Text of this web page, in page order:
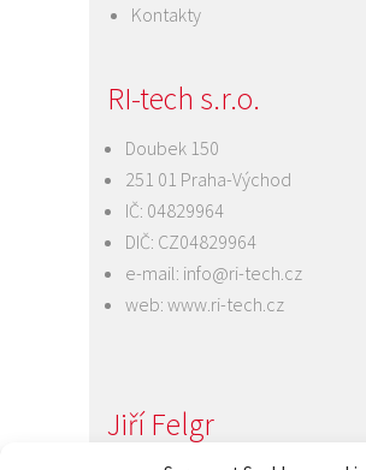
Kontakty
RI-tech s.r.o.
Doubek 150
251 01 Praha-Východ
IČ: 04829964
DIČ: CZ04829964
e-mail: info@ri-tech.cz
web: www.ri-tech.cz
Jiří Felgr